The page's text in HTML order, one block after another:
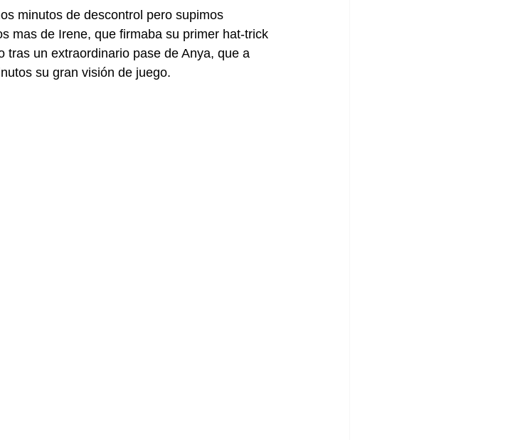
minutos de descontrol pero supimos
mas de Irene, que firmaba su primer hat-trick
un extraordinario pase de Anya, que a
su gran visión de juego.